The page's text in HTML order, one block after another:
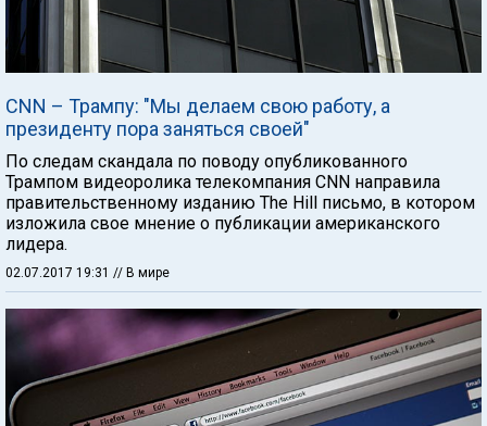
CNN – Трампу: "Мы делаем свою работу, а
президенту пора заняться своей"
По следам скандала по поводу опубликованного
Трампом видеоролика телекомпания CNN направила
правительственному изданию The Hill письмо, в котором
изложила свое мнение о публикации американского
лидера.
02.07.2017 19:31 // В мире